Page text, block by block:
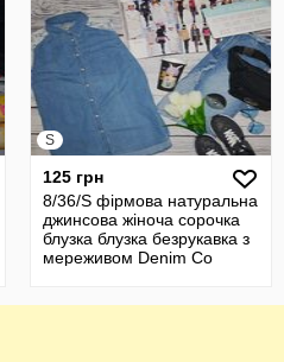
S
125 грн
8/36/S фірмова натуральна
джинсова жіноча сорочка
блузка блузка безрукавка з
мереживом Denim Co